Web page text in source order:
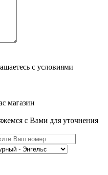
с условиями
магазин
с Вами для уточнения